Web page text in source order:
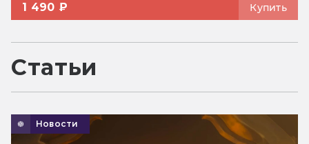
1 490 ₽ Купить
Статьи
Новости